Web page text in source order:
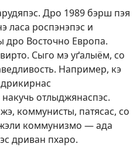
Дро 1989 бэрш пэя
ласа роспэнэпэс и
дро Восточно Европа.
Сыго мэ уґалыём, со
Например, кэ
отлыджянаспэс.
коммунисты, патясас, со
коммунизмо — ада
дриван пхаро.